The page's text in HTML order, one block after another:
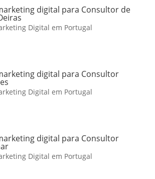
digital para Consultor de
Digital em Portugal
digital para Consultor
Digital em Portugal
digital para Consultor
Digital em Portugal